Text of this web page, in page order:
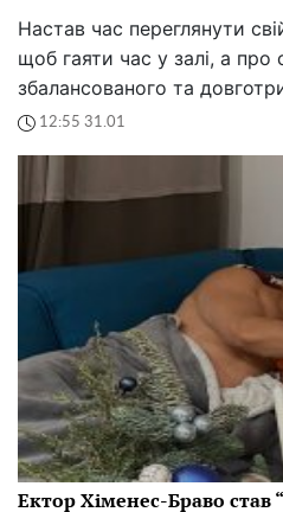
Настав час переглянути
щоб гаяти час у залі, а про
збалансованого та
12:55 31.01
Ектор Хіменес-Браво став